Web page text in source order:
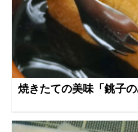
焼きたての美味「銚子の